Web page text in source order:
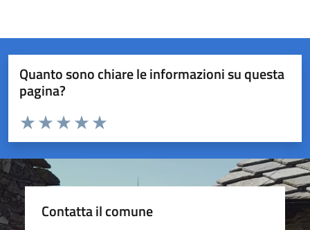
Quanto sono chiare le informazioni su questa
pagina?
Valuta da 1 a 5 stelle la pagina
Valuta 5 stelle su 5
Valuta 4 stelle su 5
Valuta 3 stelle su 5
Valuta 2 stelle su 5
Valuta 1 stelle su 5
Contatta il comune